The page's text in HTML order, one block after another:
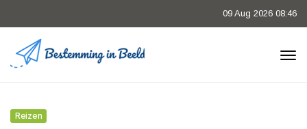
09 Aug 2026 08:46
Reizen